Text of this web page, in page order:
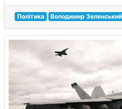
Політика Володимир Зеленський